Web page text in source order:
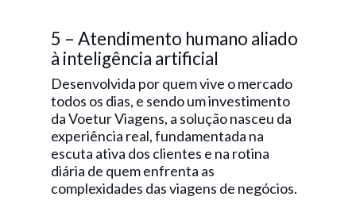
5 – Atendimento humano aliado
à inteligência artificial
Desenvolvida por quem vive o mercado
todos os dias, e sendo um investimento
da Voetur Viagens, a solução nasceu da
experiência real, fundamentada na
escuta ativa dos clientes e na rotina
diária de quem enfrenta as
complexidades das viagens de negócios.